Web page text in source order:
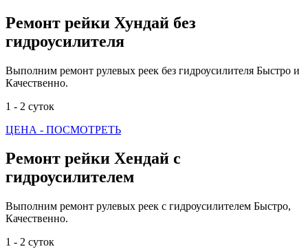
Ремонт рейки Хундай без
гидроусилителя
Выполним ремонт рулевых реек без гидроусилителя Быстро и
Качественно.
1 - 2 суток
ЦЕНА - ПОСМОТРЕТЬ
Ремонт рейки Хендай с
гидроусилителем
Выполним ремонт рулевых реек с гидроусилителем Быстро,
Качественно.
1 - 2 суток